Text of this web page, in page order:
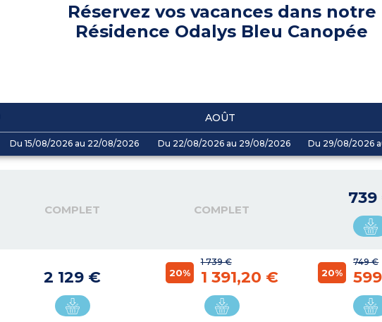
Réservez vos vacances dans notre
Résidence Odalys Bleu Canopée
AOÛT
Du 15/08/2026 au 22/08/2026 Du 22/08/2026 au 29/08/2026 Du 29/08/2026
COMPLET COMPLET
2 129 €
1 739 €
20% 1 391,20 €
749 €
20%